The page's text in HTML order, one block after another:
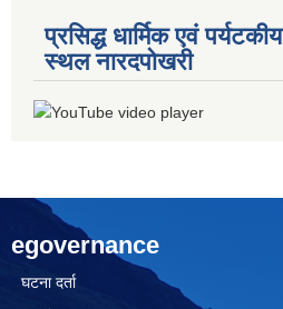
प्रसिद्ध धार्मिक एवं पर्यटकीय
स्थल नारदपोखरी
egovernance
घटना दर्ता